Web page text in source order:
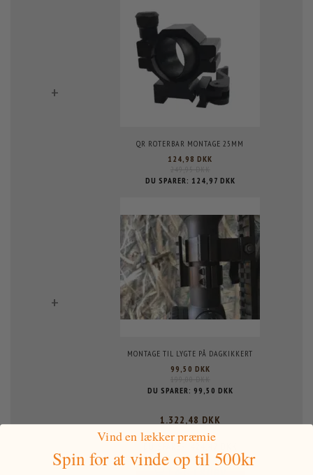
+
QR ROTERBAR MONTAGE 25MM
124,98 DKK
DU SPARER: 124,97 DKK
+
MONTAGE TIL LYGTE PÅ DAGKIKKERT
99,50 DKK
DU SPARER: 99,50 DKK
=
1.322,48 DKK
1.746,95 DKK
DU SPARER:
Vind en lækker præmie
Spin for at vindeop til 500kr